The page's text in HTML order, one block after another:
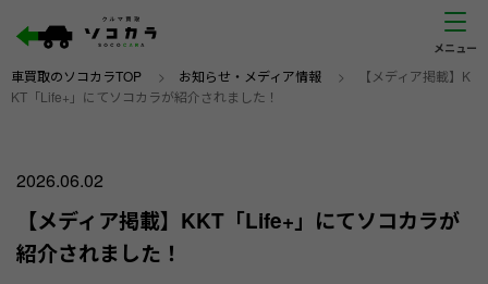
車買取のソコカラTOP > お知らせ・メディア情報 >
【メディア掲載】K
KT「Life+」にてソコカラが紹介されました！
2026.06.02
【メディア掲載】KKT「Life+」にてソコカラが
紹介されました！